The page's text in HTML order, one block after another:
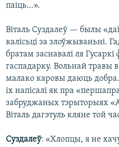
паіць…».
Віталь Суздалеў — былы
калісьці за злоўжываньні.
братам заснавалі ля
гаспадарку. Вольнай травы
малако каровы даюць
іх напісалі як пра
забруджаных тэрыторыях
Віталь дагэтуль кляне той
Суздалеў: «Хлопцы, я не